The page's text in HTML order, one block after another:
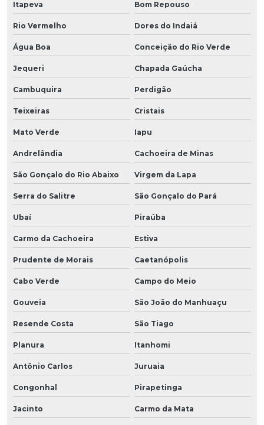
Itapeva Bom Repouso
Rio Vermelho Dores do Indaiá
Água Boa Conceição do Rio Verde
Jequeri Chapada Gaúcha
Cambuquira Perdigão
Teixeiras Cristais
Mato Verde Iapu
Andrelândia Cachoeira de Minas
São Gonçalo do Rio Abaixo Virgem da Lapa
Serra do Salitre São Gonçalo do Pará
Ubaí Piraúba
Carmo da Cachoeira Estiva
Prudente de Morais Caetanópolis
Cabo Verde Campo do Meio
Gouveia São João do Manhuaçu
Resende Costa São Tiago
Planura Itanhomi
Antônio Carlos Juruaia
Congonhal Pirapetinga
Jacinto Carmo da Mata